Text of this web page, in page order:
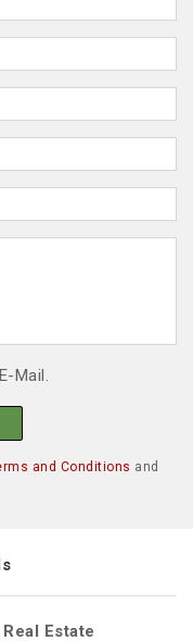
Mail.
and Conditions and
Estate